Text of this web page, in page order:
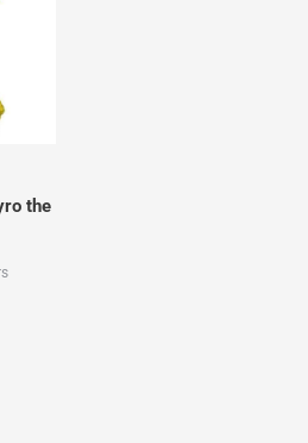
the